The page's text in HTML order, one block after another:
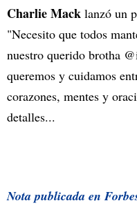
Charlie Mack lanzó un
"Necesito que todos
nuestro querido brotha
queremos y cuidamos
corazones, mentes y
detalles...
Nota publicada en